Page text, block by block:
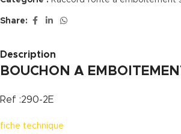
Share:
Description
BOUCHON A
Ref :290-2E
fiche technique